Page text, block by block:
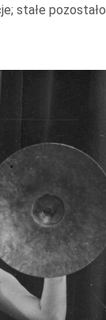
stałe pozostało